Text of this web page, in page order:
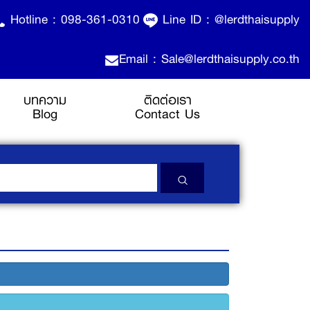
Hotline : 098-361-0310 Line ID : @lerdthaisupply
Email : Sale@lerdthaisupply.co.th
บทความ
Blog
ติดต่อเรา
Contact Us